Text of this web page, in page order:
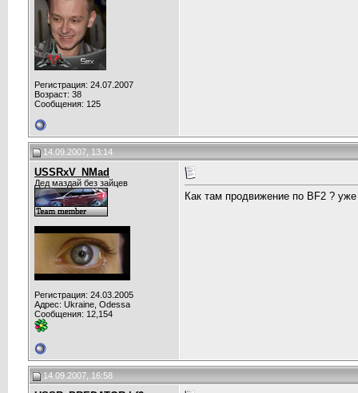
Регистрация: 24.07.2007
Возраст: 38
Сообщения: 125
14.09.2007, 13:14
USSRxV_NMad
Дед маздай без зайцев
Регистрация: 24.03.2005
Адрес: Ukraine, Odessa
Сообщения: 12,154
Как там продвижение по BF2 ?
14.09.2007, 16:58